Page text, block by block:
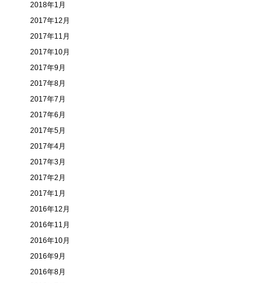
2018年1月
2017年12月
2017年11月
2017年10月
2017年9月
2017年8月
2017年7月
2017年6月
2017年5月
2017年4月
2017年3月
2017年2月
2017年1月
2016年12月
2016年11月
2016年10月
2016年9月
2016年8月